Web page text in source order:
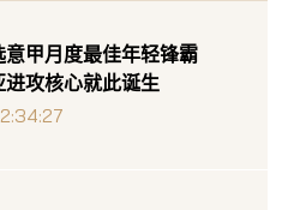
甲月度最佳年轻锋霸
攻核心就此诞生